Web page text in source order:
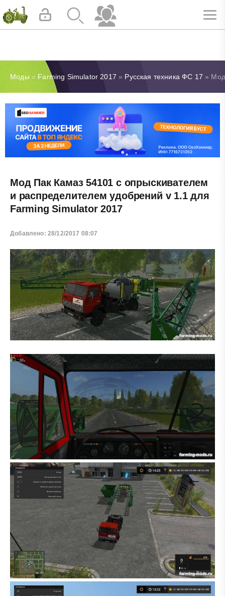
Моды » Farming Simulator 2017 » Русская техника ФС 17 »
Мод Пак Камаз 54101 с опрыскивателем
и распределителем удобрений v 1.1 для
Farming Simulator 2017
Добавлено: 28/12/2017 08:07